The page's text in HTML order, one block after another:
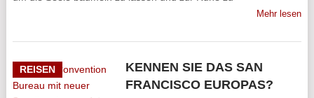
Mehr lesen
REISEN
KENNEN SIE DAS SAN
FRANCISCO EUROPAS?